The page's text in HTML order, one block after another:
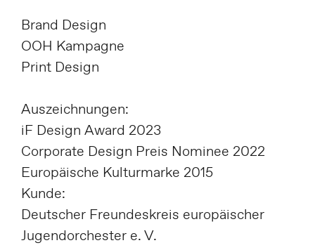
Brand Design
OOH Kampagne
Print Design
Auszeichnungen:
iF Design Award 2023
Corporate Design Preis Nominee 2022
Europäische Kulturmarke 2015
Kunde:
Deutscher Freundeskreis europäischer
Jugendorchester e. V.